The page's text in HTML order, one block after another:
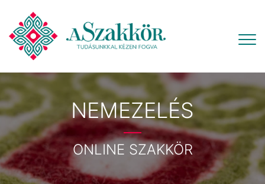
NEMEZELÉS
ONLINE SZAKKÖR